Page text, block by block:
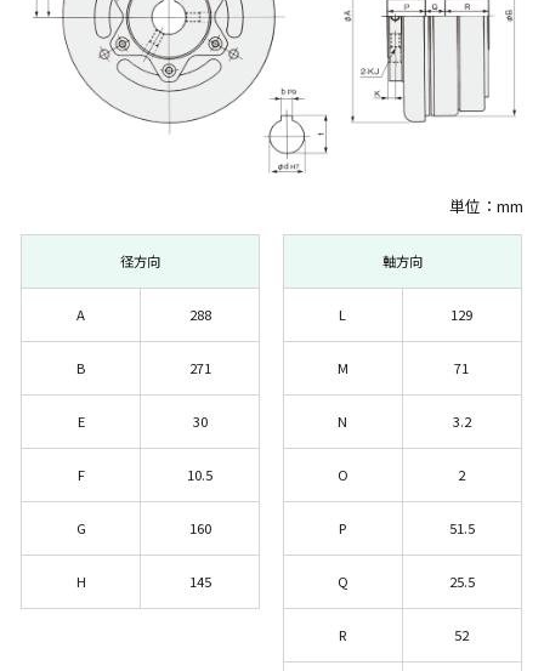
単位：mm
径方向
A 288
B 271
E 30
F 10.5
G 160
H 145
軸方向
L 129
M 71
N 3.2
O 2
P 51.5
Q 25.5
R 52